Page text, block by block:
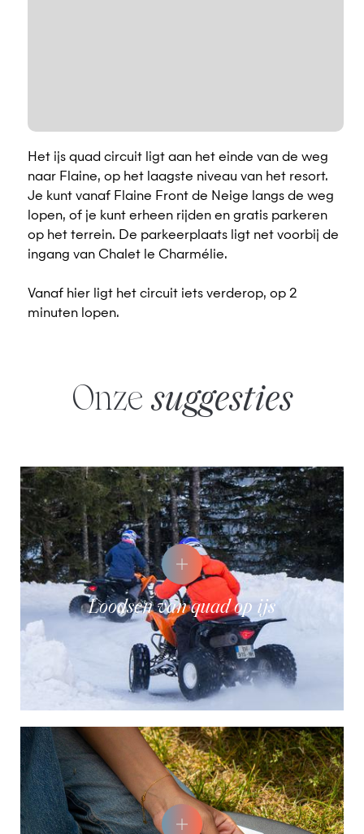
Het ijs quad circuit ligt aan het einde van de weg
naar Flaine, op het laagste niveau van het resort.
Je kunt vanaf Flaine Front de Neige langs de weg
lopen, of je kunt erheen rijden en gratis parkeren
op het terrein. De parkeerplaats ligt net voorbij de
ingang van Chalet le Charmélie.
Vanaf hier ligt het circuit iets verderop, op 2
minuten lopen.
Onze suggesties
Loodsen van quad op ijs